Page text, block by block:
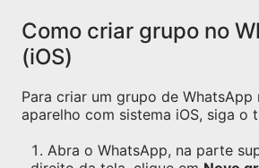
Como criar grupo no
(iOS)
Para criar um grupo de WhatsApp
aparelho com sistema iOS, siga o
Abra o WhatsApp, na parte